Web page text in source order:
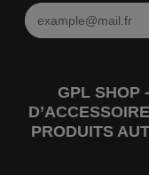
GPL SHOP
PRODUITS